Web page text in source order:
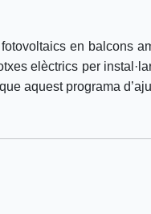
en balcons
elèctrics per
aquest programa